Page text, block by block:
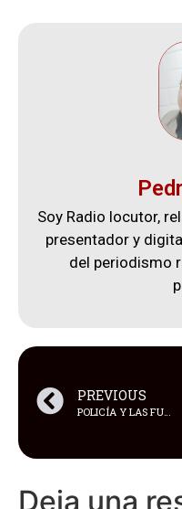
Soy Radio locutor,
presentador y
del periodismo
PREVIOUS
POLICÍA Y LAS FUERZAS ARMADAS DE ECUADOR SE EJECUTARON 91,486 OPERATIVOS
Deja una